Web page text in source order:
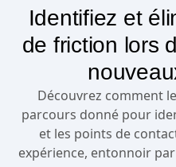
Identifiez et
de friction lors
Découvrez comment
parcours donné pour
et les points de
expérience, entonnoir